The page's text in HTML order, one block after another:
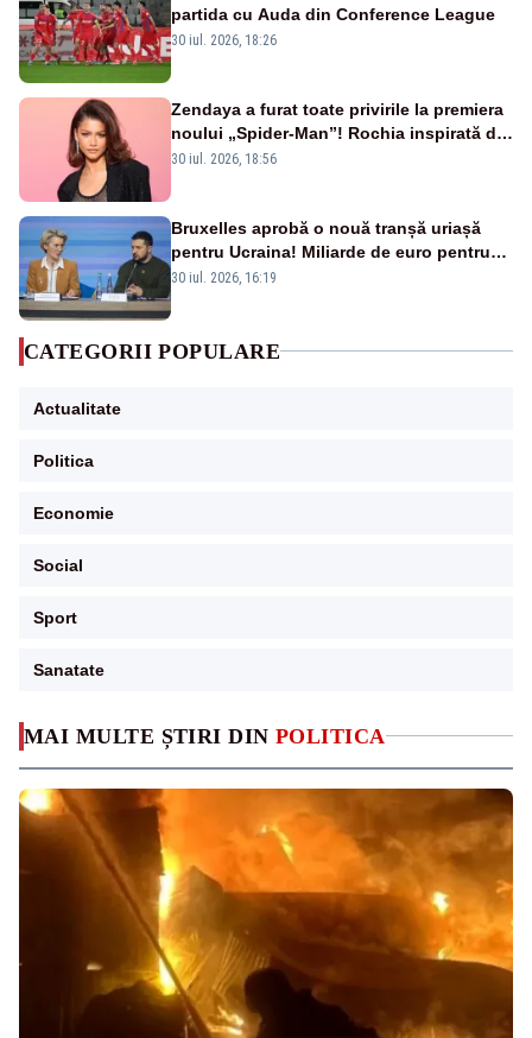
MAI MULTE ȘTIRI DIN POLITICA
partida cu Auda din Conference League
30 iul. 2026, 18:26
Zendaya a furat toate privirile la premiera
noului „Spider-Man”! Rochia inspirată de
pânza de păianjen a făcut senzație
30 iul. 2026, 18:56
Bruxelles aprobă o nouă tranșă uriașă
pentru Ucraina! Miliarde de euro pentru
armament și apărare
30 iul. 2026, 16:19
CATEGORII POPULARE
Actualitate
Politica
Economie
Social
Sport
Sanatate